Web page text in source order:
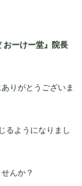
おーけー堂』院長
りがとうございま
るようになりまし
んか？